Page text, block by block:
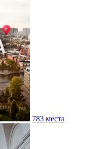
783 места